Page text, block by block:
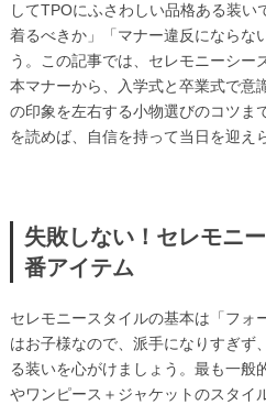
してTPOにふさわしい品格ある装い
着るべきか」「マナー違反にならな
う。この記事では、セレモニーシー
本マナーから、入学式と卒業式で意
の印象を左右する小物選びのコツま
を読めば、自信を持って当日を迎え
失敗しない！セレモニ
番アイテム
セレモニースタイルの基本は「フォ
はお子様なので、派手になりすぎず
る装いを心がけましょう。最も一般
やワンピース＋ジャケットのスタイ